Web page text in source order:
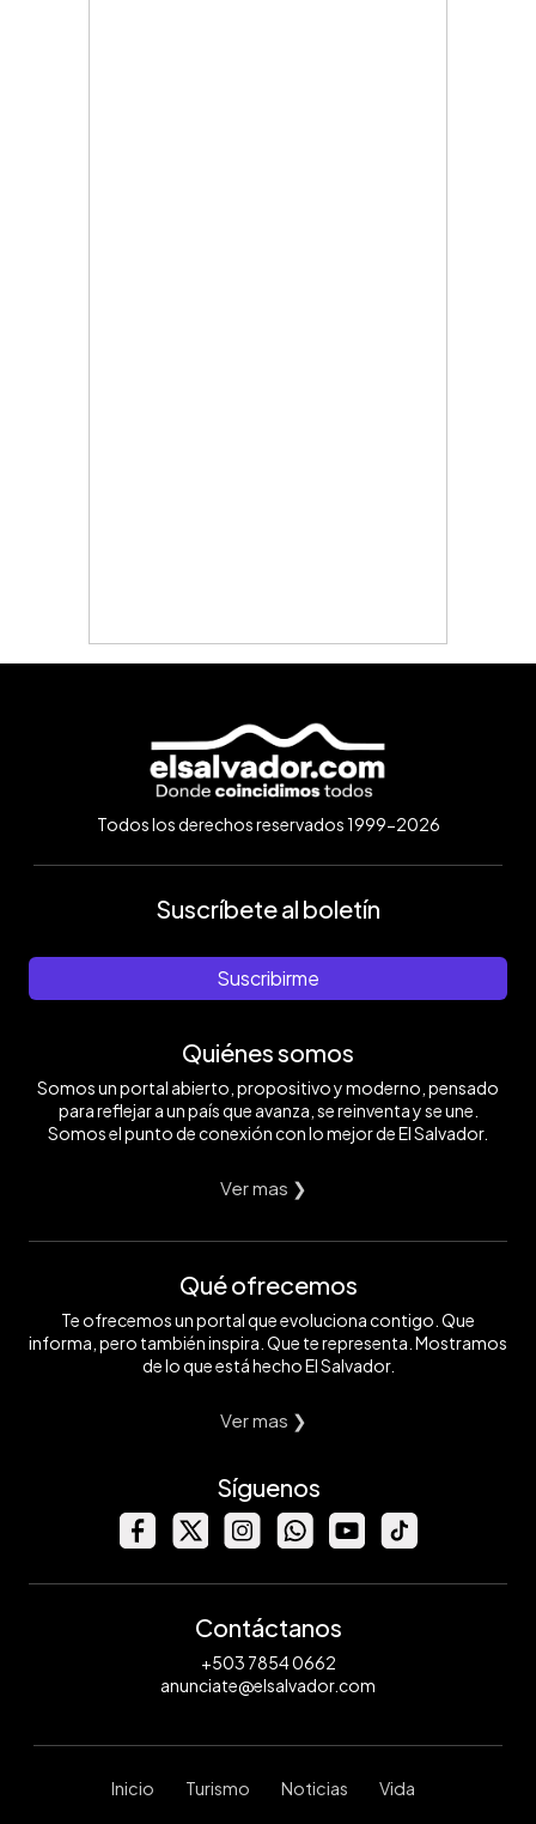
Todos los derechos reservados 1999-2026
Suscríbete al boletín
Suscribirme
Quiénes somos
Somos un portal abierto, propositivo y moderno, pensado
para reflejar a un país que avanza, se reinventa y se une.
Somos el punto de conexión con lo mejor de El Salvador.
Ver mas ❯
Qué ofrecemos
Te ofrecemos un portal que evoluciona contigo. Que
informa, pero también inspira. Que te representa. Mostramos
de lo que está hecho El Salvador.
Ver mas ❯
Síguenos
Contáctanos
+503 7854 0662
anunciate@elsalvador.com
Inicio Turismo Noticias Vida